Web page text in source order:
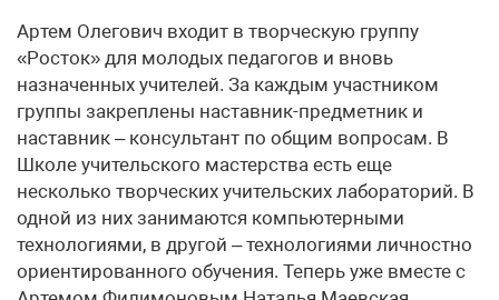
Артем Олегович входит в творческую группу
«Росток» для молодых педагогов и вновь
назначенных учителей. За каждым участником
группы закреплены наставник-предметник и
наставник – консультант по общим вопросам. В
Школе учительского мастерства есть еще
несколько творческих учительских лабораторий. В
одной из них занимаются компьютерными
технологиями, в другой – технологиями личностно
ориентированного обучения. Теперь уже вместе с